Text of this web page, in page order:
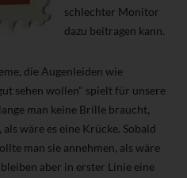
schlechter Monitor
dazu beitragen kann.
die Augenleiden wie
sehen wollen" spielt für unsere
man keine Brille braucht,
wäre es eine Krücke. Sobald
man sie annehmen, als wäre
aber in erster Linie eine